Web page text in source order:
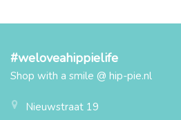
#weloveahippielife
Shop with a smile @ hip-pie.nl
Nieuwstraat 19